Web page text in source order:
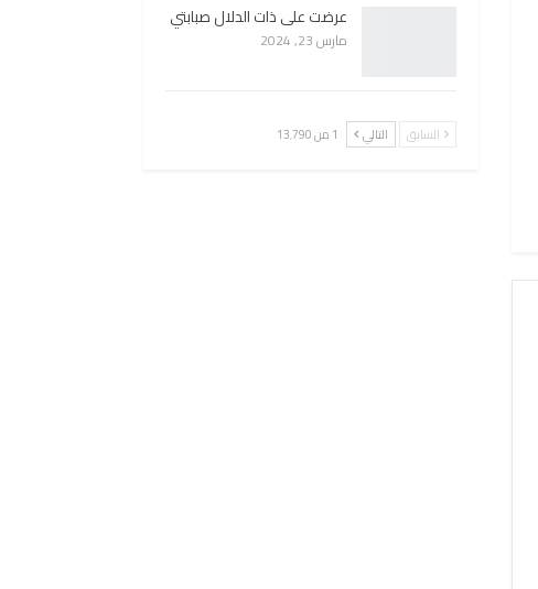
عرضت على ذات الدلال صبابتي
مارس 23, 2024
السابق التالي 1 من 13٬790